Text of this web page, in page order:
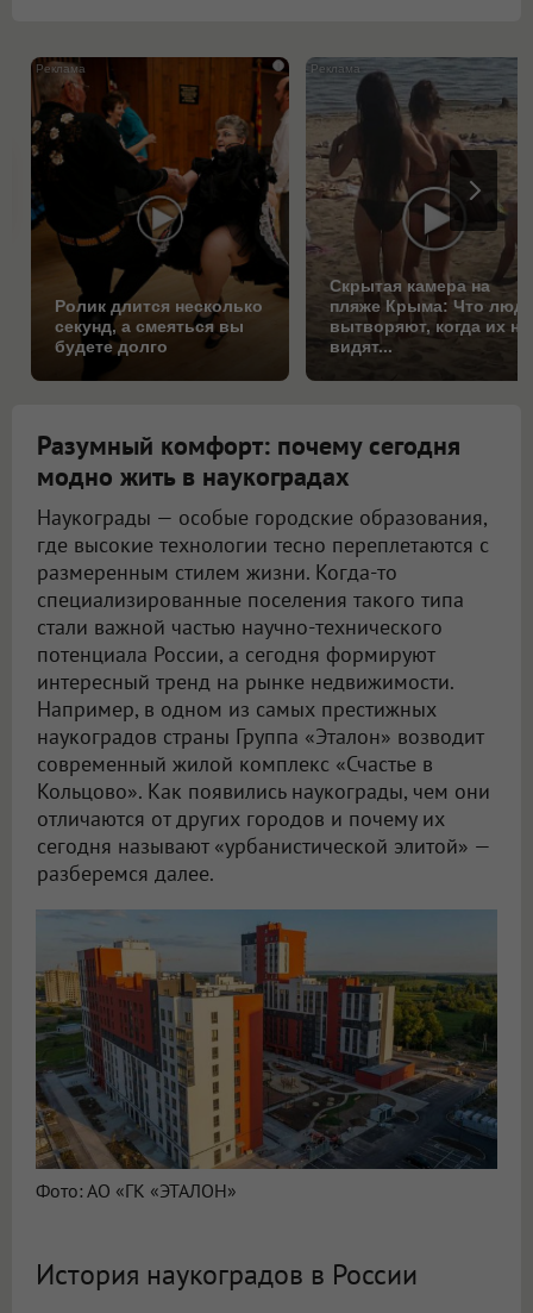
i
Ролик длится несколько
секунд, а смеяться вы
будете долго
Скрытая камера на
пляже Крыма: Что
вытворяют, когда их не
видят...
Разумный комфорт: почему сегодня
модно жить в наукоградах
Наукограды — особые городские образования,
где высокие технологии тесно переплетаются с
размеренным стилем жизни. Когда-то
специализированные поселения такого типа
стали важной частью научно-технического
потенциала России, а сегодня формируют
интересный тренд на рынке недвижимости.
Например, в одном из самых престижных
наукоградов страны Группа «Эталон» возводит
современный жилой комплекс «Счастье в
Кольцово». Как появились наукограды, чем они
отличаются от других городов и почему их
сегодня называют «урбанистической элитой» —
разберемся далее.
Фото: АО «ГК «ЭТАЛОН»
История наукоградов в России